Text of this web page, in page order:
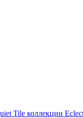
Tile коллекции